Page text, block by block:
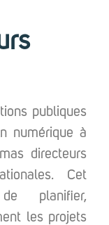
publiques
numérique à
directeurs
Cet
planifier,
les projets